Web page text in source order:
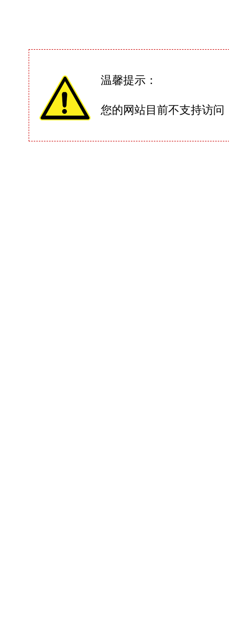
温馨提示：
您的网站目前不支持访